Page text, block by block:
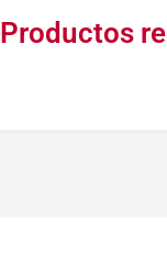
Productos